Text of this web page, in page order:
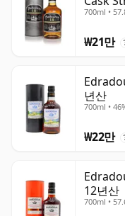
700ml •
₩21만
년산
700ml •
₩22만
12년산
700ml •